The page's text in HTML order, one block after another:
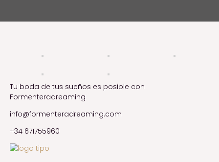
Tu boda de tus sueños es posible con
Formenteradreaming
info@formenteradreaming.com
+34 671755960